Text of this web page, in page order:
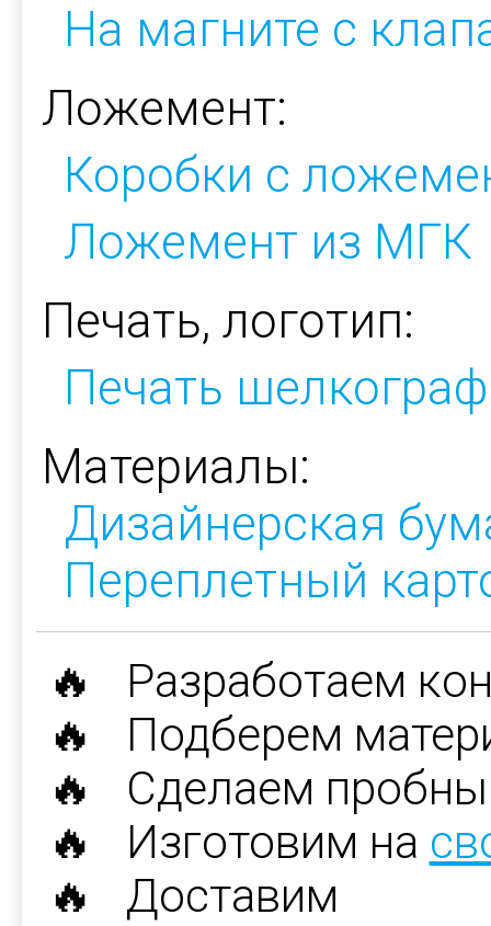
На магните с
Ложемент:
Коробки с
Ложемент из МГК
Печать, логотип:
Печать
Материалы:
Дизайнерская
Переплетный
🔥 Разработаем
🔥 Подберем
🔥 Сделаем
🔥 Изготовим на
🔥 Доставим